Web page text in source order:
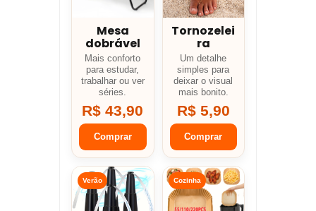
Mesa
dobrável
Mais conforto
para estudar,
trabalhar ou ver
séries.
R$ 43,90
Comprar
Tornozelei
ra
Um detalhe
simples para
deixar o visual
mais bonito.
R$ 5,90
Comprar
Verão Cozinha